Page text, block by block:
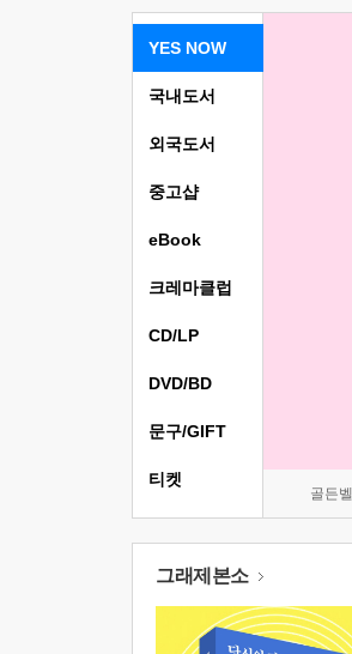
YES NOW
골든
국내도서
외국도서
중고샵
eBook
크레마클럽
CD/LP
DVD/BD
문구/GIFT
티켓
그래제본소